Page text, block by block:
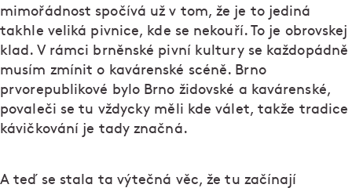
mimořádnost spočívá už v tom, že je to jediná
takhle veliká pivnice, kde se nekouří. To je obrovskej
klad. V rámci brněnské pivní kultury se každopádně
musím zmínit o kavárenské scéně. Brno
prvorepublikové bylo Brno židovské a kavárenské,
povaleči se tu vždycky měli kde válet, takže tradice
kávičkování je tady značná.
A teď se stala ta výtečná věc, že tu začínají